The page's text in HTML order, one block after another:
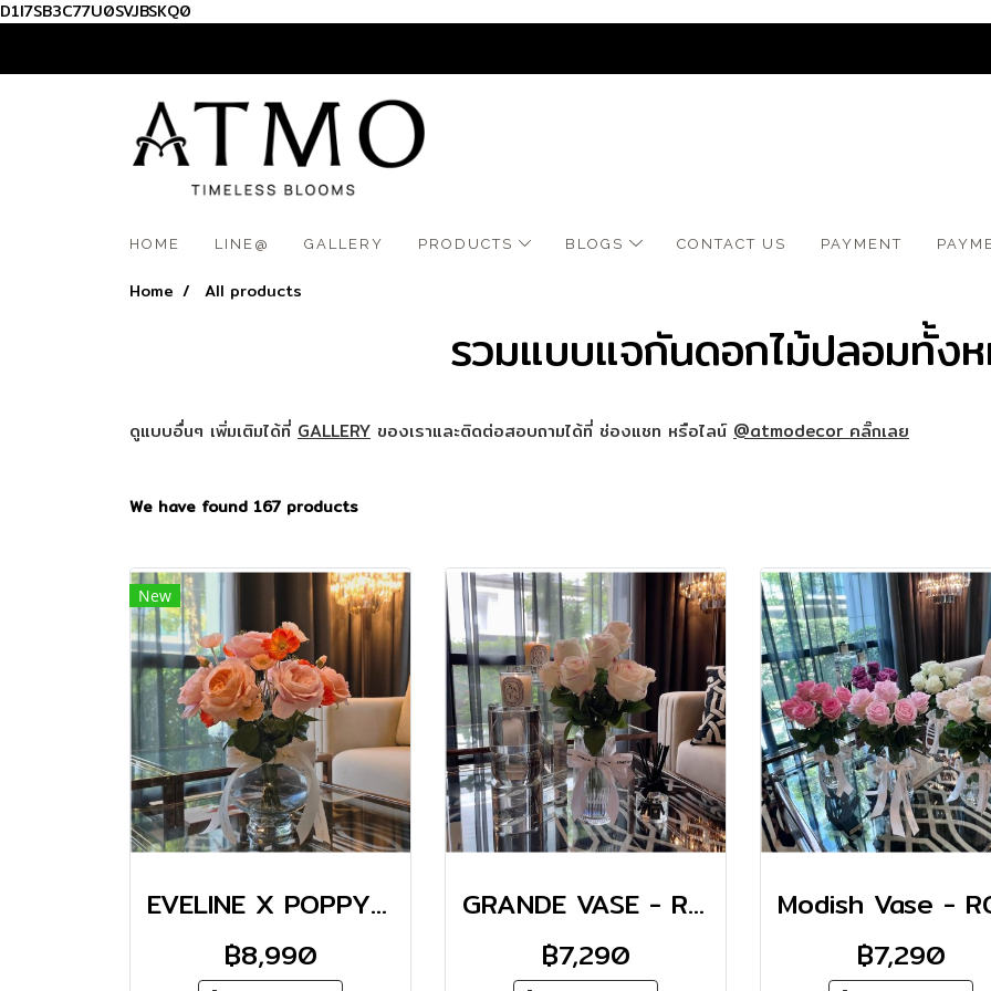
D1I7SB3C77U0SVJBSKQ0
HOME LINE@ GALLERY PRODUCTS BLOGS CONTACT US ​PAYMENT
Home All products
รวมแบบแจกันดอกไม้ปลอมทั้ง
ดูแบบอื่นๆ เพิ่มเติมได้ที่ GALLERY ของเราและติดต่อสอบถามได้ที่ ช่องแชท หรือไลน์ @atmodecor คลิ๊กเลย
We have found 167 products
New
EVELINE X POPPY GRADIENT VASE
฿8,990
GRANDE VASE - ROSE
฿7,290
฿7,290